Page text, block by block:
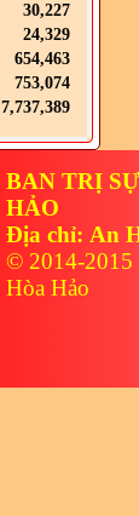
30,227
24,329
654,463
753,074
7,737,389
BAN TRỊ
HẢO
Địa chỉ: An
© 2014-2015
Hòa Hảo